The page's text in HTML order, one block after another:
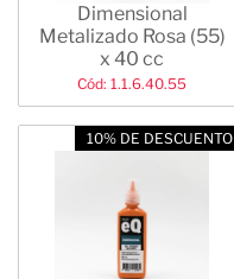
Dimensional
Metalizado Rosa (55)
x 40 cc
Cód: 1.1.6.40.55
10% DE DESCUENTO